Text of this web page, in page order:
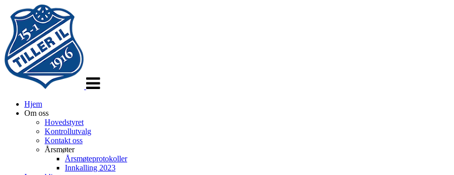
Hjem
Om oss
Hovedstyret
Kontrollutvalg
Kontakt oss
Årsmøter
Årsmøteprotokoller
Innkalling 2023